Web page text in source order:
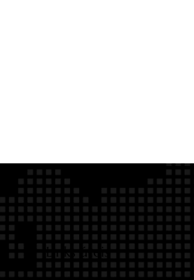
Links úteis